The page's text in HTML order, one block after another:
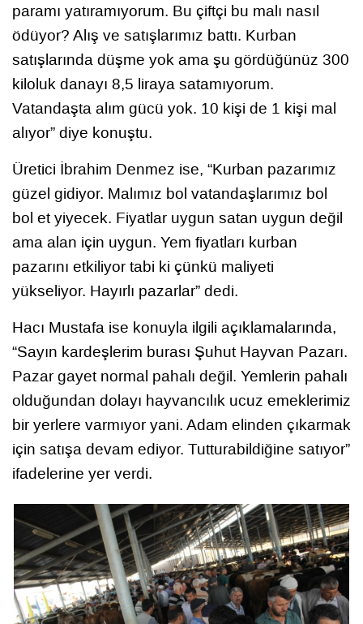
paramı yatıramıyorum. Bu çiftçi bu malı nasıl
ödüyor? Alış ve satışlarımız battı. Kurban
satışlarında düşme yok ama şu gördüğünüz 300
kiloluk danayı 8,5 liraya satamıyorum.
Vatandaşta alım gücü yok. 10 kişi de 1 kişi mal
alıyor” diye konuştu.
Üretici İbrahim Denmez ise, “Kurban pazarımız
güzel gidiyor. Malımız bol vatandaşlarımız bol
bol et yiyecek. Fiyatlar uygun satan uygun değil
ama alan için uygun. Yem fiyatları kurban
pazarını etkiliyor tabi ki çünkü maliyeti
yükseliyor. Hayırlı pazarlar” dedi.
Hacı Mustafa ise konuyla ilgili açıklamalarında,
“Sayın kardeşlerim burası Şuhut Hayvan Pazarı.
Pazar gayet normal pahalı değil. Yemlerin pahalı
olduğundan dolayı hayvancılık ucuz emeklerimiz
bir yerlere varmıyor yani. Adam elinden çıkarmak
için satışa devam ediyor. Tutturabildiğine satıyor”
ifadelerine yer verdi.